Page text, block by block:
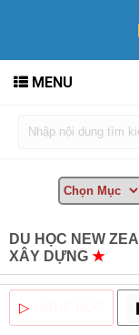
MENU
DU HỌC NEW
XÂY DỰNG ★
▷